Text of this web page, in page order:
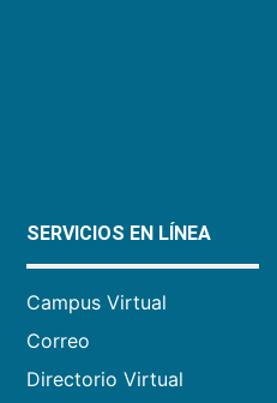
SERVICIOS EN LÍNEA
Campus Virtual
Correo
Directorio Virtual